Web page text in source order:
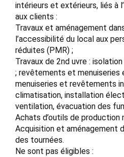
intérieurs et extérieurs, liés à
aux clients :
Travaux et aménagement
l’accessibilité du local aux
réduites (PMR) ;
Travaux de 2nd uvre :
; revêtements et menuiseries
menuiseries et revêtements
climatisation, installation
ventilation, évacuation des
Achats d’outils de production
Acquisition et aménagement
des tournées.
Ne sont pas éligibles :